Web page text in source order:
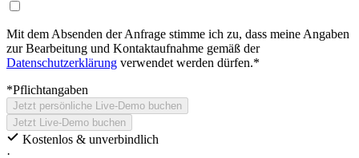
Mit dem Absenden der Anfrage stimme ich zu, dass meine Angaben
zur Bearbeitung und Kontaktaufnahme gemäß der
Datenschutzerklärung verwendet werden dürfen.*
*Pflichtangaben
Jetzt persönliche Live‑Demo buchen
Jetzt Live‑Demo buchen
Kostenlos & unverbindlich
·